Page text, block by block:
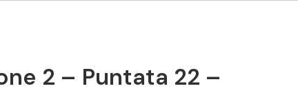
2 – Puntata 22 –